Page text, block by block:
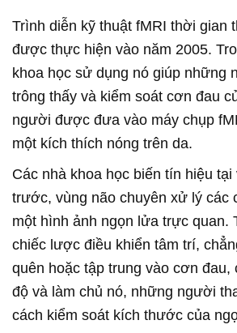
Trình diễn kỹ thuật fMRI thời gian
được thực hiện vào năm 2005.
khoa học sử dụng nó giúp những
trông thấy và kiểm soát cơn đau
người được đưa vào máy chụp
một kích thích nóng trên da.
Các nhà khoa học biến tín hiệu tại
trước, vùng não chuyên xử lý các
một hình ảnh ngọn lửa trực quan.
chiếc lược điều khiển tâm trí,
quên hoặc tập trung vào cơn đau,
độ và làm chủ nó, những người
cách kiểm soát kích thước của